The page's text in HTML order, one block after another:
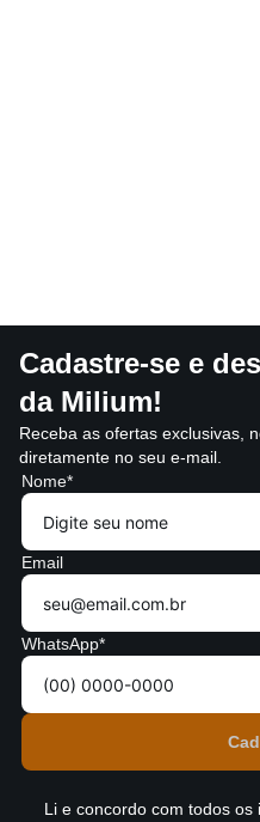
Cadastre-se e
da Milium!
Receba as ofertas exclusivas,
diretamente no seu e-mail.
Nome*
Email
WhatsApp*
Li e concordo com todos os